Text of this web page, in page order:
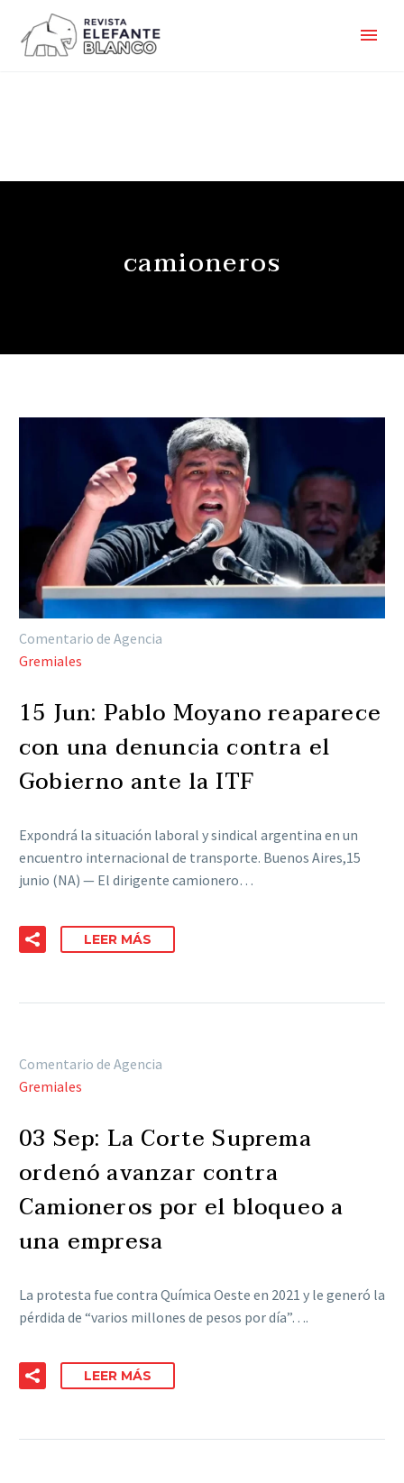
camioneros
Comentario de Agencia
Gremiales
15 Jun: Pablo Moyano reaparece
con una denuncia contra el
Gobierno ante la ITF
Expondrá la situación laboral y sindical argentina en un
encuentro internacional de transporte. Buenos Aires,15
junio (NA) — El dirigente camionero…
LEER MÁS
Comentario de Agencia
Gremiales
03 Sep: La Corte Suprema
ordenó avanzar contra
Camioneros por el bloqueo a
una empresa
La protesta fue contra Química Oeste en 2021 y le generó la
pérdida de “varios millones de pesos por día”….
LEER MÁS